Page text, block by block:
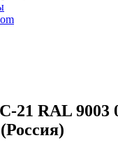
21 RAL 9003